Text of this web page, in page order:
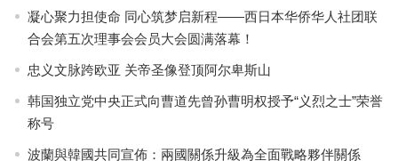
凝心聚力担使命 同心筑梦启新程——西日本华侨华人社团联
合会第五次理事会会员大会圆满落幕！
忠义文脉跨欧亚 关帝圣像登顶阿尔卑斯山
韩国独立党中央正式向曹道先曾孙曹明权授予“义烈之士”荣誉
称号
波蘭與韓國共同宣佈：兩國關係升級為全面戰略夥伴關係